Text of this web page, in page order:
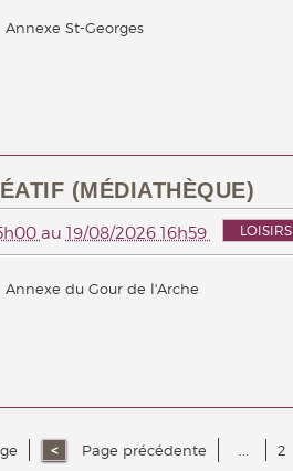
Annexe St-Georges
(MÉDIATHÈQUE)
au 19/08/2026 16h59 LOISIRS
Annexe du Gour de l'Arche
Page précédente 2